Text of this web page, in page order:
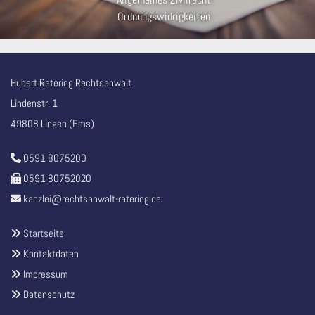
Ordnungswidrigkeiten
Hubert Ratering Rechtsanwalt
Lindenstr. 1
49808 Lingen (Ems)
 0591 8075200
 0591 80752020
 kanzlei@rechtsanwalt-ratering.de
 Startseite
 Kontaktdaten
 Impressum
 Datenschutz